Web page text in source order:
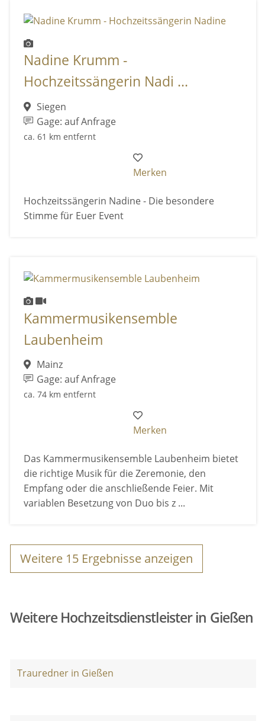
Nadine Krumm -
Hochzeitssängerin Nadi ...
Siegen
Gage: auf Anfrage
ca. 61 km entfernt
Merken
Hochzeitssängerin Nadine - Die besondere
Stimme für Euer Event
Kammermusikensemble
Laubenheim
Mainz
Gage: auf Anfrage
ca. 74 km entfernt
Merken
Das Kammermusikensemble Laubenheim bietet
die richtige Musik für die Zeremonie, den
Empfang oder die anschließende Feier. Mit
variablen Besetzung von Duo bis z ...
Weitere 15 Ergebnisse anzeigen
Weitere Hochzeitsdienstleister in Gießen
Trauredner in Gießen